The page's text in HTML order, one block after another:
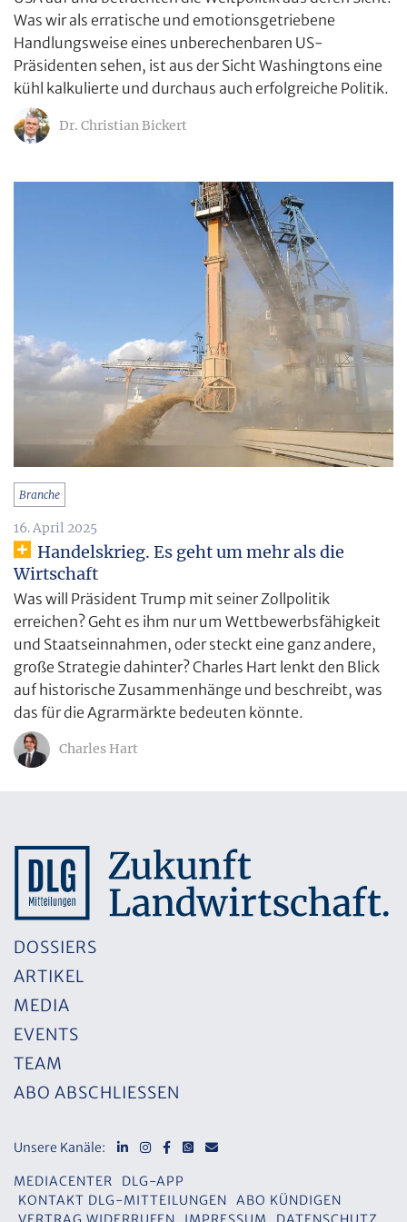
Was wir als erratische und emotionsgetriebene
Handlungsweise eines unberechenbaren US-
Präsidenten sehen, ist aus der Sicht Washingtons eine
kühl kalkulierte und durchaus auch erfolgreiche Politik.
Dr. Christian Bickert
Branche
16. April 2025
Handelskrieg. Es geht um mehr als die
Wirtschaft
Was will Präsident Trump mit seiner Zollpolitik
erreichen? Geht es ihm nur um Wettbewerbsfähigkeit
und Staatseinnahmen, oder steckt eine ganz andere,
große Strategie dahinter? Charles Hart lenkt den Blick
auf historische Zusammenhänge und beschreibt, was
das für die Agrarmärkte bedeuten könnte.
Charles Hart
DOSSIERS
ARTIKEL
MEDIA
EVENTS
TEAM
ABO ABSCHLIESSEN
Unsere Kanäle:
MEDIACENTER
DLG-APP
KONTAKT DLG-MITTEILUNGEN
ABO KÜNDIGEN